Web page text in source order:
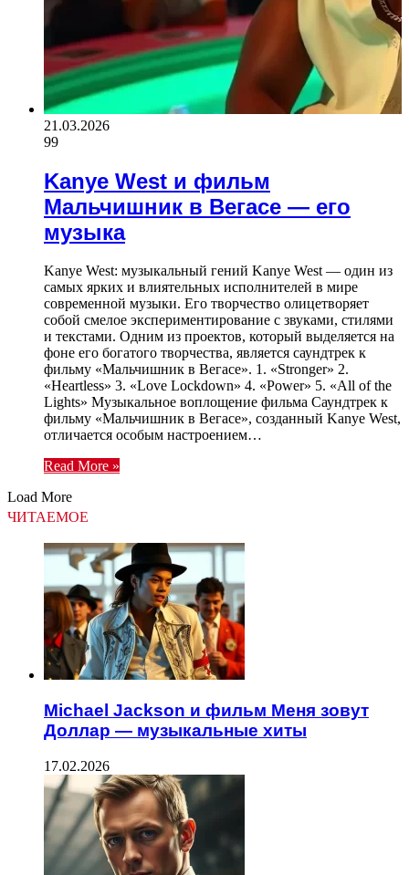
21.03.2026
99
Kanye West и фильм
Мальчишник в Вегасе — его
музыка
Kanye West: музыкальный гений Kanye West — один из
самых ярких и влиятельных исполнителей в мире
современной музыки. Его творчество олицетворяет
собой смелое экспериментирование с звуками, стилями
и текстами. Одним из проектов, который выделяется на
фоне его богатого творчества, является саундтрек к
фильму «Мальчишник в Вегасе». 1. «Stronger» 2.
«Heartless» 3. «Love Lockdown» 4. «Power» 5. «All of the
Lights» Музыкальное воплощение фильма Саундтрек к
фильму «Мальчишник в Вегасе», созданный Kanye West,
отличается особым настроением…
Read More »
Load More
ЧИТАЕМОЕ
Michael Jackson и фильм Меня зовут
Доллар — музыкальные хиты
17.02.2026